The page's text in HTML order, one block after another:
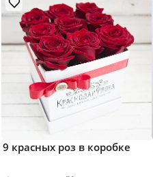
9 красных роз в коробке